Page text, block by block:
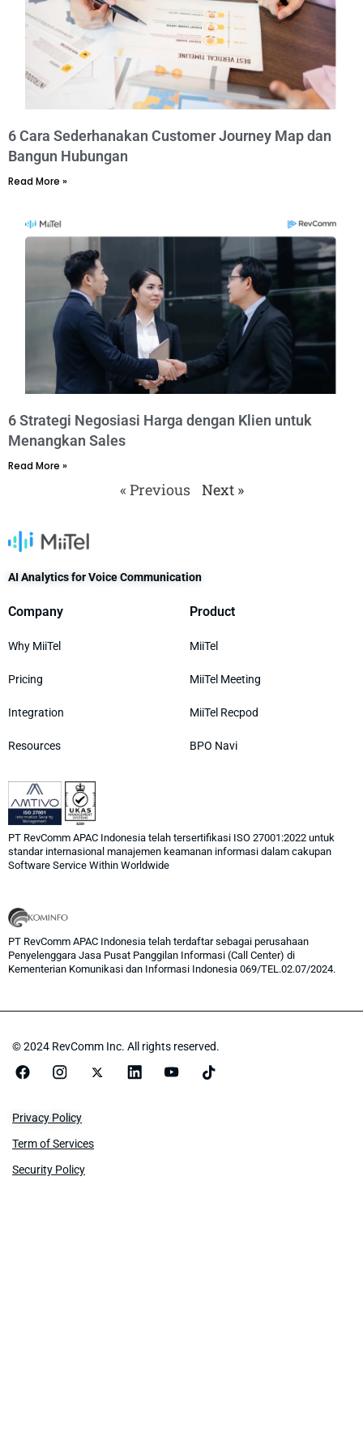
6 Cara Sederhanakan Customer Journey Map dan
Bangun Hubungan
Read More »
6 Strategi Negosiasi Harga dengan Klien untuk
Menangkan Sales
Read More »
« Previous Next »
AI Analytics for Voice Communication
Company
Why MiiTel
Pricing
Integration
Resources
Product
MiiTel
MiiTel Meeting
MiiTel Recpod
BPO Navi
PT RevComm APAC Indonesia telah tersertifikasi ISO 27001:2022 untuk
standar internasional manajemen keamanan informasi dalam cakupan
Software Service Within Worldwide
PT RevComm APAC Indonesia telah terdaftar sebagai perusahaan
Penyelenggara Jasa Pusat Panggilan Informasi (Call Center) di
Kementerian Komunikasi dan Informasi Indonesia 069/TEL.02.07/2024.
© 2024 RevComm Inc. All rights reserved.
Privacy Policy
Term of Services
Security Policy